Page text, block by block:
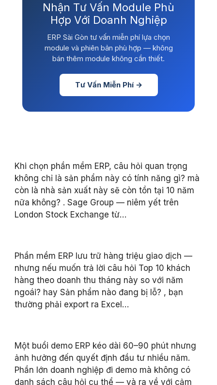
Nhận Tư Vấn Module Phù
Hợp Với Doanh Nghiệp
ERP Sài Gòn tư vấn miễn phí lựa chọn
module và phiên bản phù hợp — không
bán thêm module không cần thiết.
Tư Vấn Miễn Phí →
Khi chọn phần mềm ERP, câu hỏi quan trọng
không chỉ là sản phẩm này có tính năng gì? mà
còn là nhà sản xuất này sẽ còn tồn tại 10 năm
nữa không? . Sage Group — niêm yết trên
London Stock Exchange từ…
Phần mềm ERP lưu trữ hàng triệu giao dịch —
nhưng nếu muốn trả lời câu hỏi Top 10 khách
hàng theo doanh thu tháng này so với năm
ngoái? hay Sản phẩm nào đang bị lỗ? , bạn
thường phải export ra Excel…
Một buổi demo ERP kéo dài 60–90 phút nhưng
ảnh hưởng đến quyết định đầu tư nhiều năm.
Phần lớn doanh nghiệp đi demo mà không có
danh sách câu hỏi cụ thể — và ra về với cảm